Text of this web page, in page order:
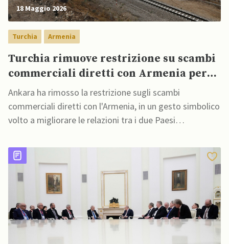
18 Maggio 2026
Turchia Armenia
Turchia rimuove restrizione su scambi
commerciali diretti con Armenia per
migliorare relazioni
Ankara ha rimosso la restrizione sugli scambi
commerciali diretti con l'Armenia, in un gesto simbolico
volto a migliorare le relazioni tra i due Paesi